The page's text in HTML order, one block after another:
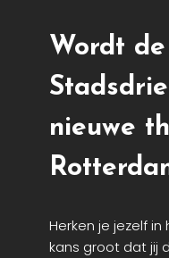
Wordt de
nieuwe
Herken je jezelf
kans groot dat jij